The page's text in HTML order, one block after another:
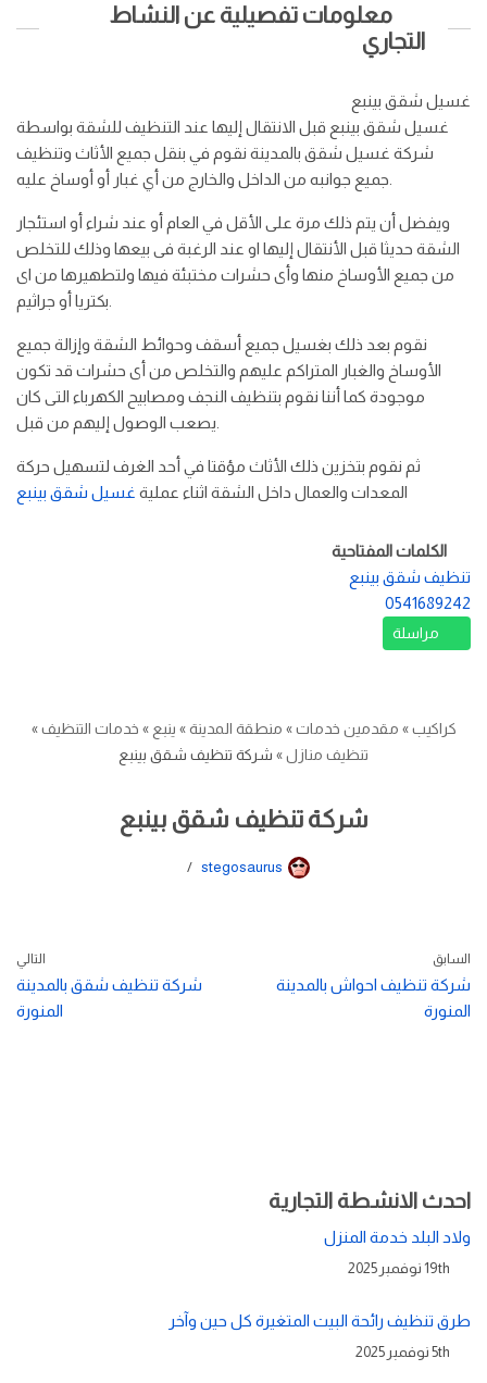
معلومات تفصيلية عن النشاط
التجاري
غسيل شقق بينبع
غسيل شقق بينبع قبل الانتقال إليها عند التنظيف للشقة بواسطة
شركة غسيل شقق بالمدينة نقوم في بنقل جميع الأثاث وتنظيف
ويفضل أن يتم ذلك مرة على الأقل في العام أو عند شراء أو استئجار
الشقة حديثا قبل الأنتقال إليها او عند الرغبة فى بيعها وذلك للتخلص
من جميع الأوساخ منها وأى حشرات مختبئة فيها ولتطهيرها من اى
نقوم بعد ذلك بغسيل جميع أسقف وحوائط الشقة وإزالة جميع
الأوساخ والغبار المتراكم عليهم والتخلص من أى حشرات قد تكون
موجودة كما أننا نقوم بتنظيف النجف ومصابيح الكهرباء التى كان
ثم نقوم بتخزين ذلك الأثاث مؤقتا في أحد الغرف لتسهيل حركة
المعدات والعمال داخل الشقة اثناء عملية غسيل شقق بينبع
الكلمات المفتاحية
تنظيف شقق بينبع
0541689242
مراسلة
كراكيب» مقدمين خدمات» منطقة المدينة» ينبع » خدمات التنظيف»
تنظيف منازل» شركة تنظيف شقق بينبع
شركة تنظيف شقق بينبع
stegosaurus
السابق
شركة تنظيف احواش بالمدينة
المنورة
التالي
شركة تنظيف شقق بالمدينة
المنورة
احدث الانشطة التجارية
ولاد البلد خدمة المنزل
19th نوفمبر 2025
طرق تنظيف رائحة البيت المتغيرة كل حين وآخر
5th نوفمبر 2025